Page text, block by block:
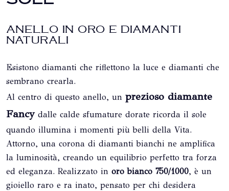
ANELLO IN ORO E DIAMANTI
NATURALI
Esistono diamanti che riflettono la luce e diamanti che
sembrano crearla.
Al centro di questo anello, un prezioso diamante
Fancydalle calde sfumature dorate ricorda il sole
quando illumina i momenti più belli della Vita.
Attorno, una corona di diamanti bianchi ne amplifica
la luminosità, creando un equilibrio perfetto tra forza
ed eleganza. Realizzato in oro bianco 750/1000, è un
gioiello raro e ra inato, pensato per chi desidera